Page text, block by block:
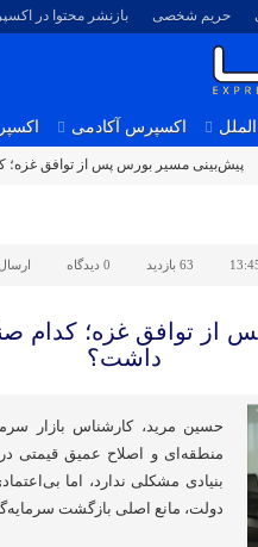
حریم شخصی بازنشر محتوا در
اکسپرس آکادمی
پیش‌بینی مسیر بورس پس از توافق غزه؛
63 بازدید 0 دیدگاه
از توافق غزه؛ کدام
داشت؟
حسین مرید، کارشناس بازار
منطقه‌ای و اصلاح عمیق قیمتی در
بنیادی مشکلی ندارد، اما
دولت، مانع اصلی بازگشت